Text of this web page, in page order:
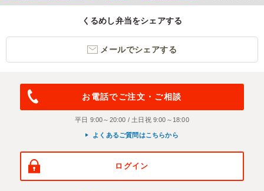
くるめし弁当をシェアする
メールでシェアする
お電話でご注文・ご相談
平日 9:00～20:00 / 土日祝 9:00～18:00
よくあるご質問はこちらから
ログイン